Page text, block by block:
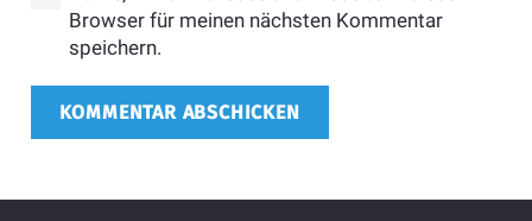
Browser für meinen nächsten Kommentar
speichern.
KOMMENTAR ABSCHICKEN